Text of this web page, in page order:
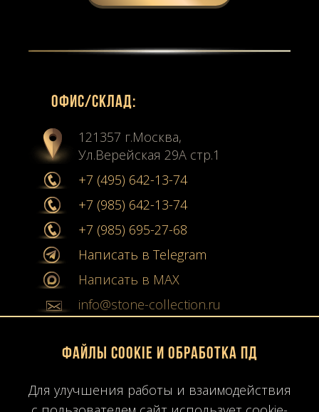
Офиc/склад:
121357 г.Москва,
Ул.Верейская 29А стр.1
+7 (495) 642-13-74
+7 (985) 642-13-74
+7 (985) 695-27-68
Написать в Telegram
Написать в MAX
info@stone-collection.ru
Мы в социальных сетях:
Файлы Cookie и обработка ПД
Для улучшения работы и взаимодействия